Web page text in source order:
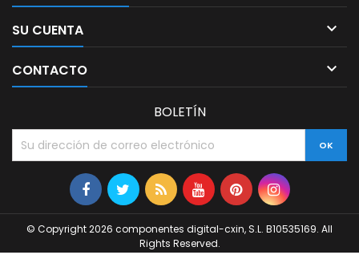
SU CUENTA 
CONTACTO 
BOLETÍN
© Copyright 2026 componentes digital-cxin, S.L. B10535169. All
Rights Reserved.